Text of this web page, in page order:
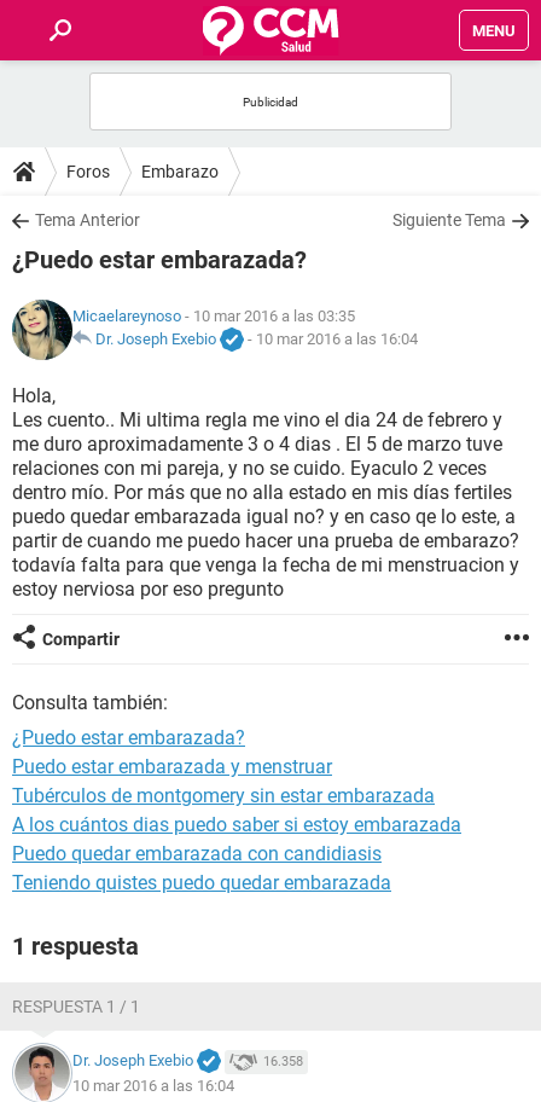
MENU
FOROS
SALUD
FAMILIA
NUTRICIÓN
BIENESTAR
SEXUALIDAD
GLOSARIO
Foros Embarazo
Tema Anterior Siguiente Tema
¿Puedo estar embarazada?
Micaelareynoso - 10 mar 2016 a las 03:35
Dr. Joseph Exebio
- 10 mar 2016 a las 16:04
Hola,
Les cuento.. Mi ultima regla me vino el dia 24 de febrero y
me duro aproximadamente 3 o 4 dias . El 5 de marzo tuve
relaciones con mi pareja, y no se cuido. Eyaculo 2 veces
dentro mío. Por más que no alla estado en mis días fertiles
puedo quedar embarazada igual no? y en caso qe lo este, a
partir de cuando me puedo hacer una prueba de embarazo?
todavía falta para que venga la fecha de mi menstruacion y
estoy nerviosa por eso pregunto
Compartir
Consulta también:
¿Puedo estar embarazada?
Puedo estar embarazada y menstruar
Tubérculos de montgomery sin estar embarazada
A los cuántos dias puedo saber si estoy embarazada
Puedo quedar embarazada con candidiasis
Teniendo quistes puedo quedar embarazada
1 respuesta
RESPUESTA 1 / 1
Dr. Joseph Exebio 16.358
10 mar 2016 a las 16:04